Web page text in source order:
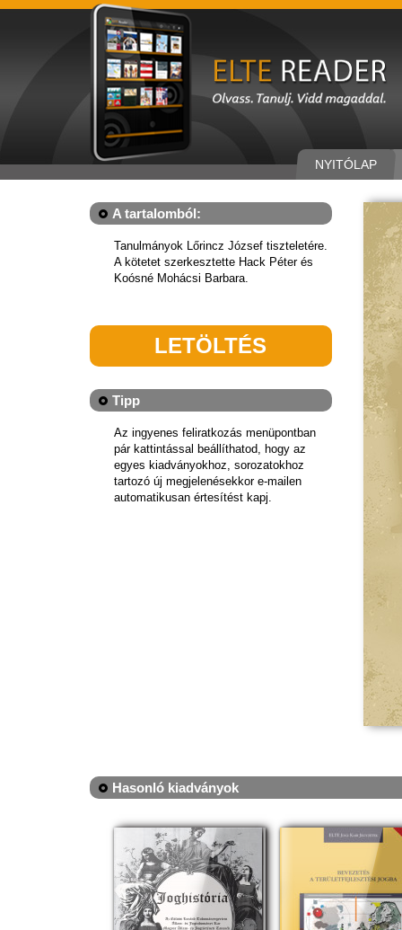
NYITÓLAP
A tartalomból:
Tanulmányok Lőrincz József tiszteletére.
A kötetet szerkesztette Hack Péter és
Koósné Mohácsi Barbara.
LETÖLTÉS
Tipp
Az ingyenes feliratkozás menüpontban
pár kattintással beállíthatod, hogy az
egyes kiadványokhoz, sorozatokhoz
tartozó új megjelenésekkor e-mailen
automatikusan értesítést kapj.
Hasonló kiadványok